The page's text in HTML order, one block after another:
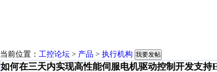
当前位置： 工控论坛 > 产品 > 执行机构 我要发帖
如何在三天内实现高性能伺服电机驱动控制开发支持